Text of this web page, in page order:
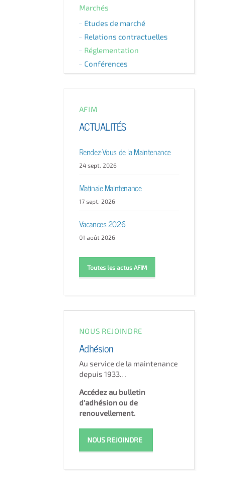
Marchés
Etudes de marché
Relations contractuelles
Réglementation
Conférences
AFIM
ACTUALITÉS
Rendez-Vous de la Maintenance
24 sept. 2026
Matinale Maintenance
17 sept. 2026
Vacances 2026
01 août 2026
Toutes les actus AFIM
NOUS REJOINDRE
Adhésion
Au service de la maintenance
depuis 1933…
Accédez au bulletin
d'adhésion ou de
renouvellement.
NOUS REJOINDRE